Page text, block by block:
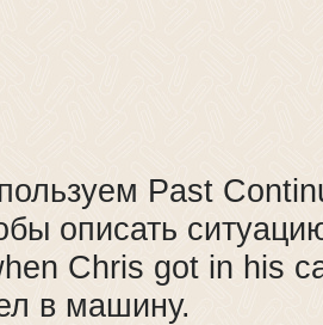
Past
описать
Chris got in his
в машину.